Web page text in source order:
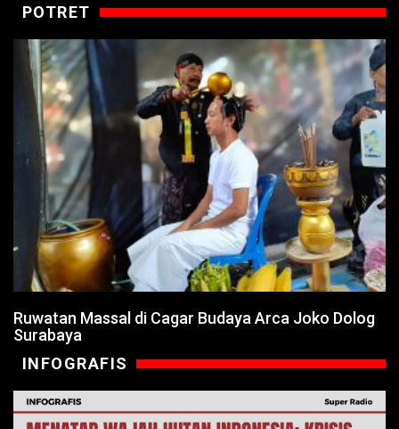
POTRET
Ruwatan Massal di Cagar Budaya Arca Joko Dolog
Surabaya
INFOGRAFIS